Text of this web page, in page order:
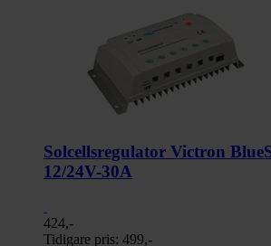
Solcellsregulator Victron
12/24V-30A
424,-
Tidigare pris: 499,-